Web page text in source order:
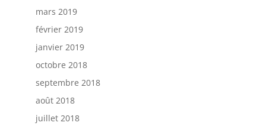
mars 2019
février 2019
janvier 2019
octobre 2018
septembre 2018
août 2018
juillet 2018